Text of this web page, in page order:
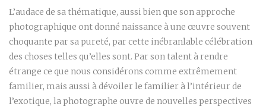
L’audace de sa thématique, aussi bien que son approche
photographique ont donné naissance à une œuvre souvent
choquante par sa pureté, par cette inébranlable célébration
des choses telles qu’elles sont. Par son talent à rendre
étrange ce que nous considérons comme extrêmement
familier, mais aussi à dévoiler le familier à l’intérieur de
l’exotique, la photographe ouvre de nouvelles perspectives